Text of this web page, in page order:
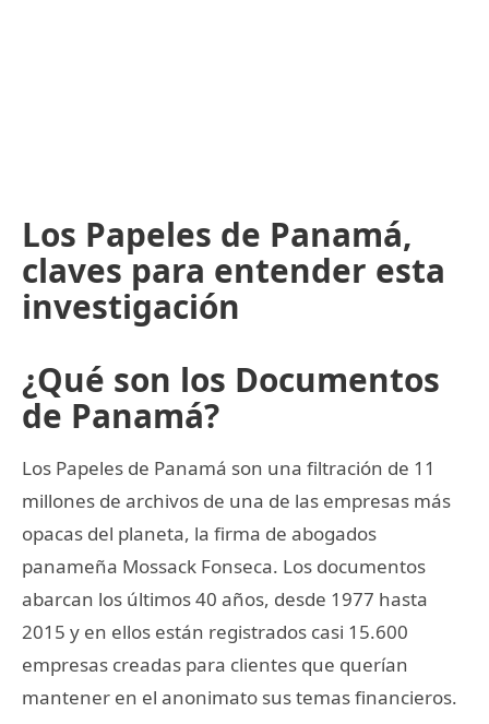
Los Papeles de Panamá,
claves para entender esta
investigación
¿Qué son los Documentos
de Panamá?
Los Papeles de Panamá son una filtración de 11
millones de archivos de una de las empresas más
opacas del planeta, la firma de abogados
panameña Mossack Fonseca. Los documentos
abarcan los últimos 40 años, desde 1977 hasta
2015 y en ellos están registrados casi 15.600
empresas creadas para clientes que querían
mantener en el anonimato sus temas financieros.